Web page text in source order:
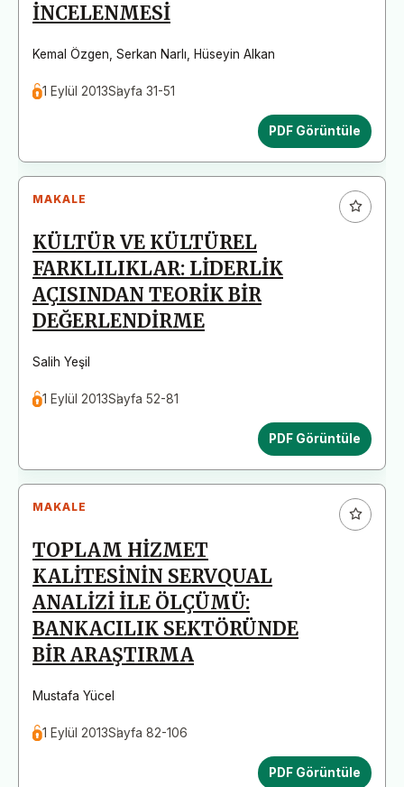
İNCELENMESİ
Kemal Özgen Serkan Narlı Hüseyin Alkan
1 Eylül 2013Sayfa 31-51
PDF Görüntüle
MAKALE
KÜLTÜR VE KÜLTÜREL
FARKLILIKLAR: LİDERLİK
AÇISINDAN TEORİK BİR
DEĞERLENDİRME
Salih Yeşil
1 Eylül 2013Sayfa 52-81
PDF Görüntüle
MAKALE
TOPLAM HİZMET
KALİTESİNİN SERVQUAL
ANALİZİ İLE ÖLÇÜMÜ:
BANKACILIK SEKTÖRÜNDE
BİR ARAŞTIRMA
Mustafa Yücel
1 Eylül 2013Sayfa 82-106
PDF Görüntüle